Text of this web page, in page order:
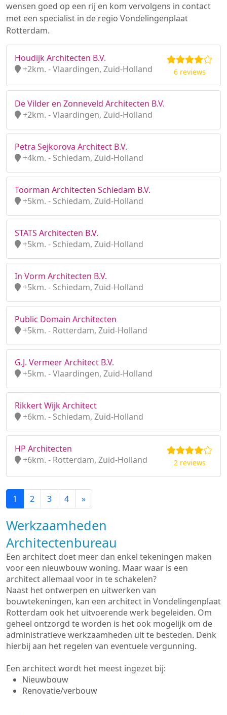
wensen goed op een rij en kom vervolgens in contact
met een specialist in de regio Vondelingenplaat
Rotterdam.
Houdijk Architecten B.V.
+2km. - Vlaardingen, Zuid-Holland
6 reviews
De Vilder en Zonneveld Architecten B.V.
+2km. - Vlaardingen, Zuid-Holland
Petra Sejkorova Architect B.V.
+4km. - Schiedam, Zuid-Holland
Toorman Architecten Schiedam B.V.
+5km. - Schiedam, Zuid-Holland
STATS Architecten B.V.
+5km. - Schiedam, Zuid-Holland
In Vorm Architecten B.V.
+5km. - Schiedam, Zuid-Holland
Public Domain Architecten
+5km. - Rotterdam, Zuid-Holland
G.J. Vermeer Architect B.V.
+5km. - Vlaardingen, Zuid-Holland
Rikkert Wijk Architect
+6km. - Schiedam, Zuid-Holland
HP Architecten
+6km. - Rotterdam, Zuid-Holland
2 reviews
1 2 3 4 »
Werkzaamheden
Architectenbureau
Een architect doet meer dan enkel tekeningen maken
voor een nieuwbouw woning. Maar waar is een
architect allemaal voor in te schakelen?
Naast het ontwerpen en uitwerken van
bouwtekeningen, kan een architect in Vondelingenplaat
Rotterdam ook het uitvoerende werk begeleiden. Om
geheel ontzorgd te worden is het ook mogelijk om de
administratieve werkzaamheden uit te besteden. Denk
hierbij aan het regelen van eventuele vergunning.
Een architect wordt het meest ingezet bij:
Nieuwbouw
Renovatie/verbouw